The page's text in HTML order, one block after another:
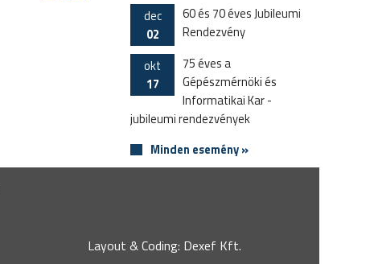
dec
02
60 és 70 éves Jubileumi
Rendezvény
okt
17
75 éves a
Gépészmérnöki és
Informatikai Kar -
jubileumi rendezvények
Minden esemény »
Layout & Coding: Dexef Kft.